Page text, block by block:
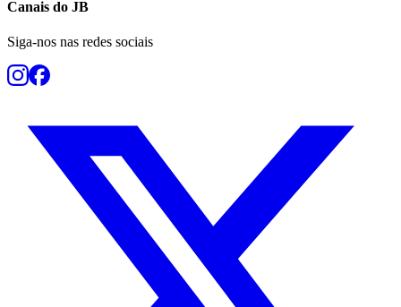
Canais do JB
Siga-nos nas redes sociais